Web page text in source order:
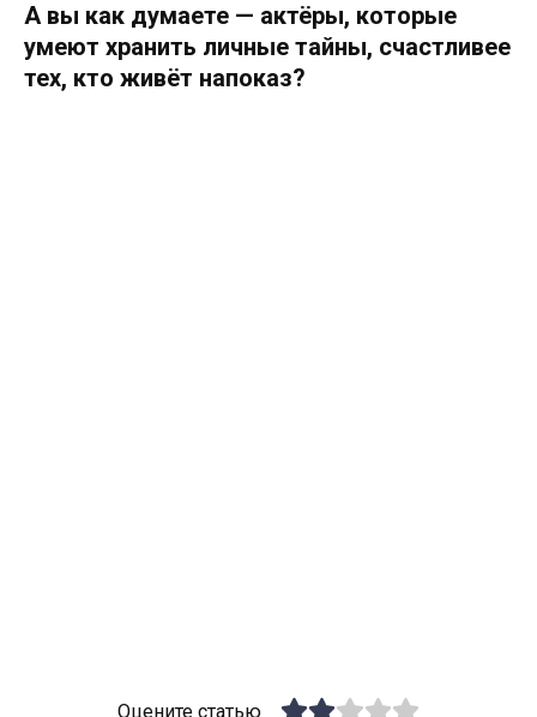
А вы как думаете — актёры, которые
умеют хранить личные тайны, счастливее
тех, кто живёт напоказ?
Оцените статью